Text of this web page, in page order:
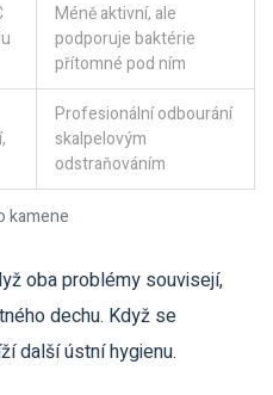
kamene
Méně aktivní, ale
podporuje baktérie
přítomné pod ním
Profesionální odbourání
skalpelovým
odstraňováním
oba problémy souvisejí,
dechu. Když se
další ústní hygienu.